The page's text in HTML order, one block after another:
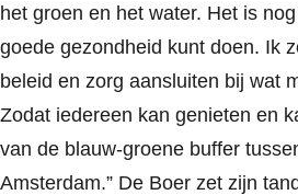
het groen en het water. Het is
goede gezondheid kunt doen. Ik
beleid en zorg aansluiten bij wat
Zodat iedereen kan genieten en
van de blauw-groene buffer
Amsterdam.” De Boer zet zijn